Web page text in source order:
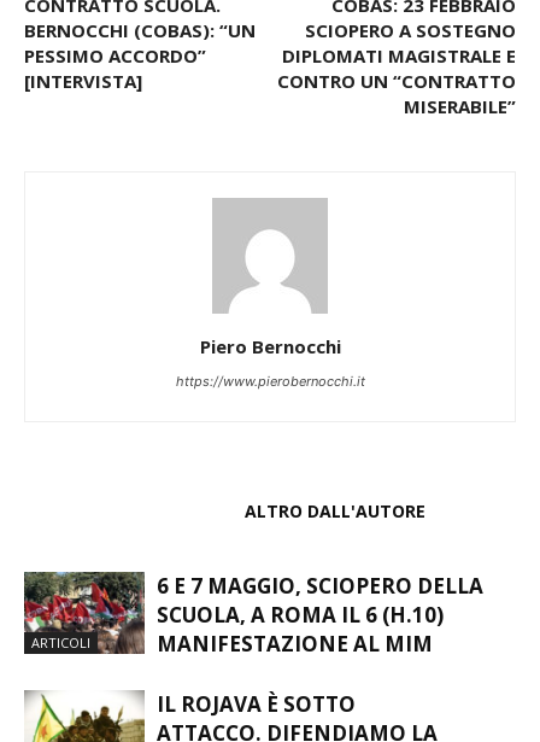
BERNOCCHI (COBAS): “UN
PESSIMO ACCORDO”
[INTERVISTA]
SCIOPERO A SOSTEGNO
DIPLOMATI MAGISTRALE E
CONTRO UN “CONTRATTO
MISERABILE”
Piero Bernocchi
https://www.pierobernocchi.it
ALTRO DALL'AUTORE
ARTICOLI
6 E 7 MAGGIO, SCIOPERO DELLA
SCUOLA, A ROMA IL 6 (H.10)
MANIFESTAZIONE AL MIM
IL ROJAVA È SOTTO
ATTACCO. DIFENDIAMO LA